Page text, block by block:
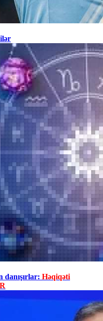
danışırlar: Həqiqəti